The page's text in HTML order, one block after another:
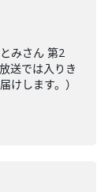
みさん 第2
送では入りき
けします。）